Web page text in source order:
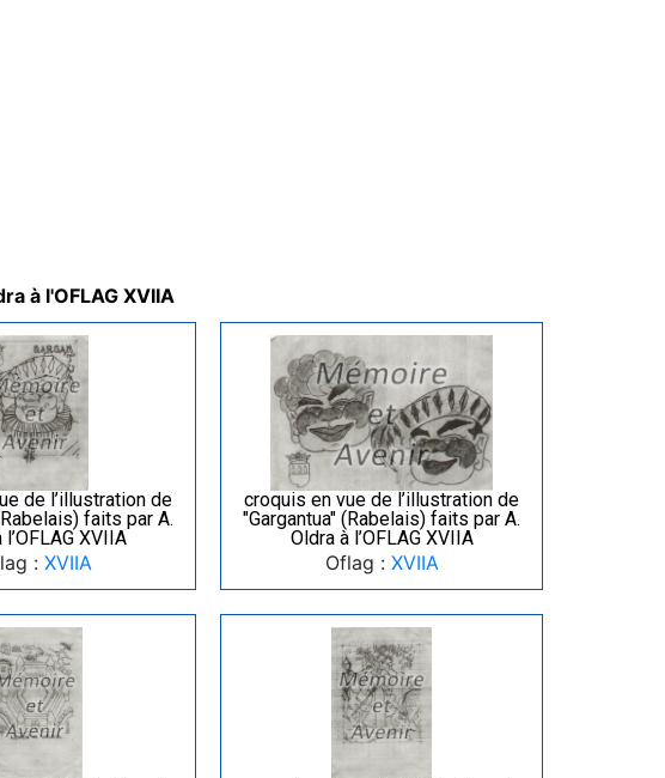
à l'OFLAG XVIIA
de l’illustration de
faits par A.
l’OFLAG XVIIA
: XVIIA
croquis en vue de l’illustration de
"Gargantua" (Rabelais) faits par A.
Oldra à l’OFLAG XVIIA
Oflag : XVIIA